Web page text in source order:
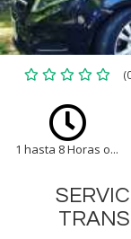
1 hasta 8 Horas o...